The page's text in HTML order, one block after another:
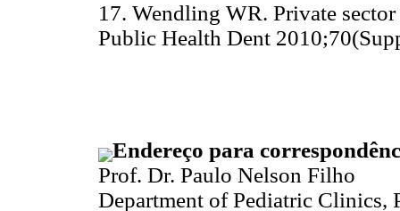
17. Wendling WR. Private
Public Health Dent
Endereço para
Prof. Dr. Paulo Nelson Filho
Department of Pediatric Clinics,